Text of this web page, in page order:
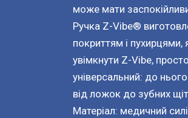
може мати
Ручка Z-Vibe®
покриттям і
увімкнути Z-Vibe,
універсальний: до
від ложок до зубних
Матеріал: медичний